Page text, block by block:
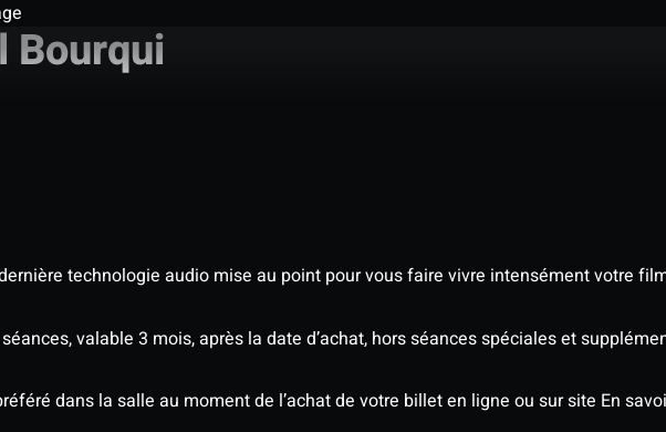
Bourqui
technologie audio mise au point pour vous faire vivre intensément votre
valable 3 mois, après la date d’achat, hors séances spéciales et
dans la salle au moment de l’achat de votre billet en ligne ou sur site En